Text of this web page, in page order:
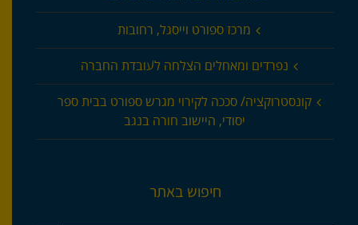
מרכז ספורט וייסגל, רחובות
נפרדים ומאחלים הצלחה לעובדת החברה
קונסטרוקציה/ סככה לקירוי מגרש ספורט בבית ספר
יסודי, היישוב חורה בנגב
חיפוש באתר